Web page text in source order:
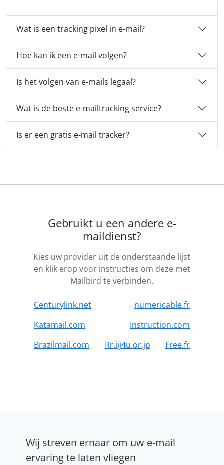
Wat is een tracking pixel in e-mail?
Hoe kan ik een e-mail volgen?
Is het volgen van e-mails legaal?
Wat is de beste e-mailtracking service?
Is er een gratis e-mail tracker?
Gebruikt u een andere e-
maildienst?
Kies uw provider uit de onderstaande lijst
en klik erop voor instructies om deze met
Mailbird te verbinden.
Centurylink.net
numericable.fr
Katamail.com
Instruction.com
Brazilmail.com
Rr.iij4u.or.jp Free.fr
Wij streven ernaar om uw e-mail
ervaring te laten vliegen